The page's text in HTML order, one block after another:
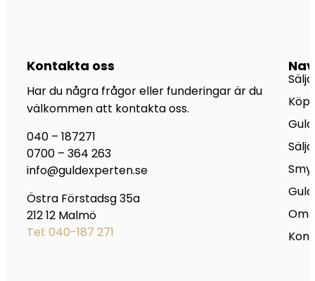
Kontakta oss
Har du några frågor eller funderingar är du
välkommen att kontakta oss.
040 – 187271
0700 – 364 263
info@guldexperten.se
Östra Förstadsg 35a
212 12 Malmö
Tel: 040-187 271
Om